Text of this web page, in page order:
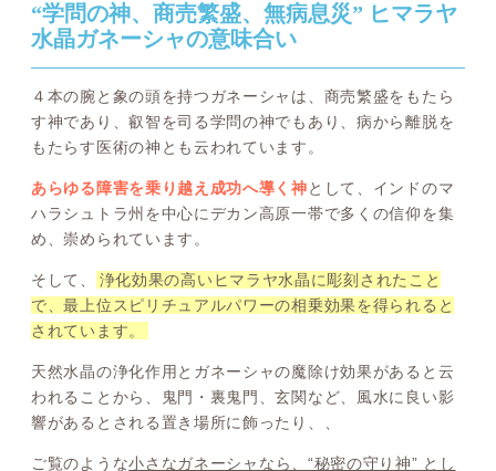
“学問の神、商売繁盛、無病息災” ヒマラヤ
水晶ガネーシャの意味合い
４本の腕と象の頭を持つガネーシャは、商売繁盛をもたら
す神であり、叡智を司る学問の神でもあり、病から離脱を
もたらす医術の神とも云われています。
あらゆる障害を乗り越え成功へ導く神として、インドのマ
ハラシュトラ州を中心にデカン高原一帯で多くの信仰を集
め、崇められています。
そして、
浄化効果の高いヒマラヤ水晶に彫刻されたこと
で、最上位スピリチュアルパワーの相乗効果を得られると
されています。
天然水晶の浄化作用とガネーシャの魔除け効果があると云
われることから、鬼門・裏鬼門、玄関など、風水に良い影
響があるとされる置き場所に飾ったり、、
ご覧のような小さなガネーシャなら、“秘密の守り神” とし